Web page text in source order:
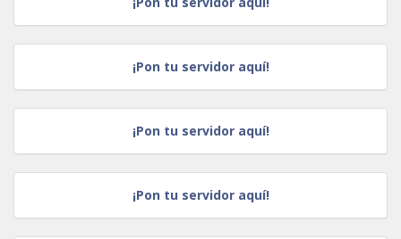
¡Pon tu servidor aquí!
¡Pon tu servidor aquí!
¡Pon tu servidor aquí!